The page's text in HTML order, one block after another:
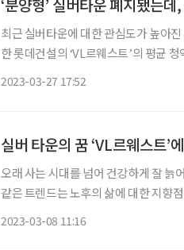
‘분양형’ 실버타운 폐지됐는
최근 실버타운에 대한 관심도가 높아
한 롯데건설의 ‘VL르웨스트’의 평균
2023-03-27 17:52
실버 타운의 꿈 ‘VL르웨스트’
오래 사는 시대를 넘어 건강하게 잘 늙어
같은 트렌드는 노후의 삶에 대한 지향
2023-03-08 11:16